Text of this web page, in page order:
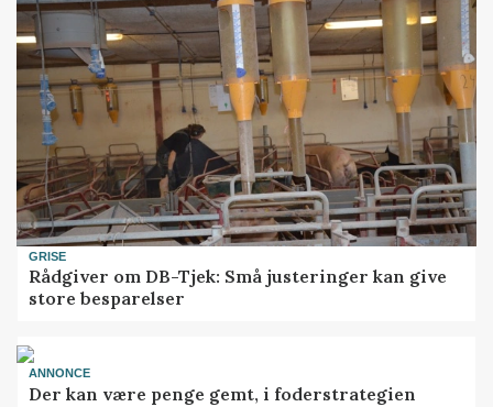
GRISE
Rådgiver om DB-Tjek: Små justeringer kan give
store besparelser
ANNONCE
Der kan være penge gemt, i foderstrategien